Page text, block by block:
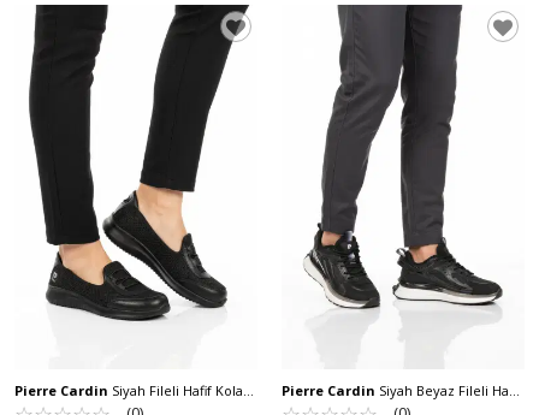
Pierre Cardin Siyah Fileli Hafif Kolay
Giyilebilir Kadın Günlük Ayakkabı PC-
Pierre Cardin Siyah Beyaz Fileli Hafif
Esnek Erkek Spor Ayakkabı PCI-10105